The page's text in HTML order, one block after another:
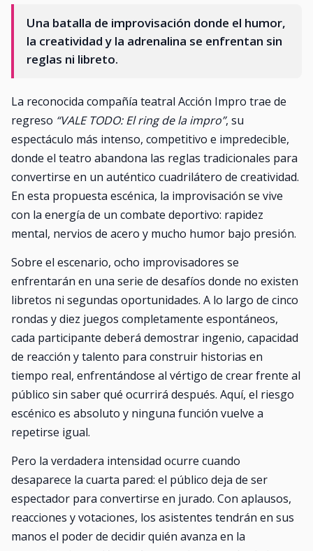
Una batalla de improvisación donde el humor,
la creatividad y la adrenalina se enfrentan sin
reglas ni libreto.
La reconocida compañía teatral Acción Impro trae de
regreso “VALE TODO: El ring de la impro”, su
espectáculo más intenso, competitivo e impredecible,
donde el teatro abandona las reglas tradicionales para
convertirse en un auténtico cuadrilátero de creatividad.
En esta propuesta escénica, la improvisación se vive
con la energía de un combate deportivo: rapidez
mental, nervios de acero y mucho humor bajo presión.
Sobre el escenario, ocho improvisadores se
enfrentarán en una serie de desafíos donde no existen
libretos ni segundas oportunidades. A lo largo de cinco
rondas y diez juegos completamente espontáneos,
cada participante deberá demostrar ingenio, capacidad
de reacción y talento para construir historias en
tiempo real, enfrentándose al vértigo de crear frente al
público sin saber qué ocurrirá después. Aquí, el riesgo
escénico es absoluto y ninguna función vuelve a
repetirse igual.
Pero la verdadera intensidad ocurre cuando
desaparece la cuarta pared: el público deja de ser
espectador para convertirse en jurado. Con aplausos,
reacciones y votaciones, los asistentes tendrán en sus
manos el poder de decidir quién avanza en la